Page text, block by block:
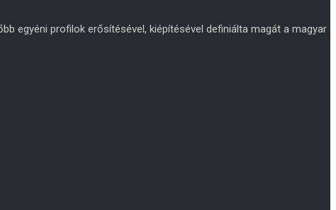
egyéni profilok erősítésével, kiépítésével definiálta magát a magyar